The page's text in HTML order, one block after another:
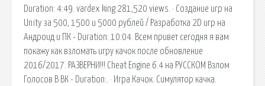
Duration: 4:49. vardex king 281,520 views. · Создание игр на
Unity за 500, 1500 и 5000 рублей / Разработка 2D игр на
Андроид и ПК - Duration: 10:04. Всем привет сегодня я вам
покажу как взломать игру качок после обновление
2016/2017. РАЗВЕРНИ!!! Cheat Engine 6.4 на РУССКОМ Взлом
Голосов В ВК - Duration:. · Игра Качок. Симулятор качка.